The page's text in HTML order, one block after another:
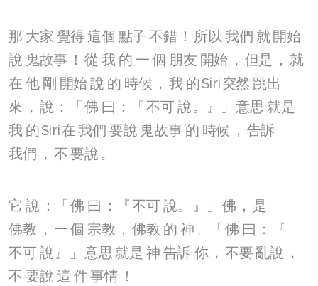
那 大家 覺得這個 點子 不錯 ！ 所以我們 就開始
說 鬼故事 ！ 從 我 的 一個 朋友 開始 ， 但是 ， 就
在 他 剛 開始說 的 時候 ， 我 的Siri突然 跳出
來 ， 說 ：「佛 曰 ：『不可 說。』」 意思 就是
我 的Siri在我們 要說 鬼故事 的 時候 ， 告訴
我們 ， 不要說 。
它 說 ：「佛 曰 ：『不可 說。』」 佛 ， 是
佛教 ， 一個 宗教 ， 佛教 的 神。「佛 曰 ：『
不可 說』」 意思就是 神 告訴 你 ， 不要亂說 ，
不 要說 這 件事情 ！